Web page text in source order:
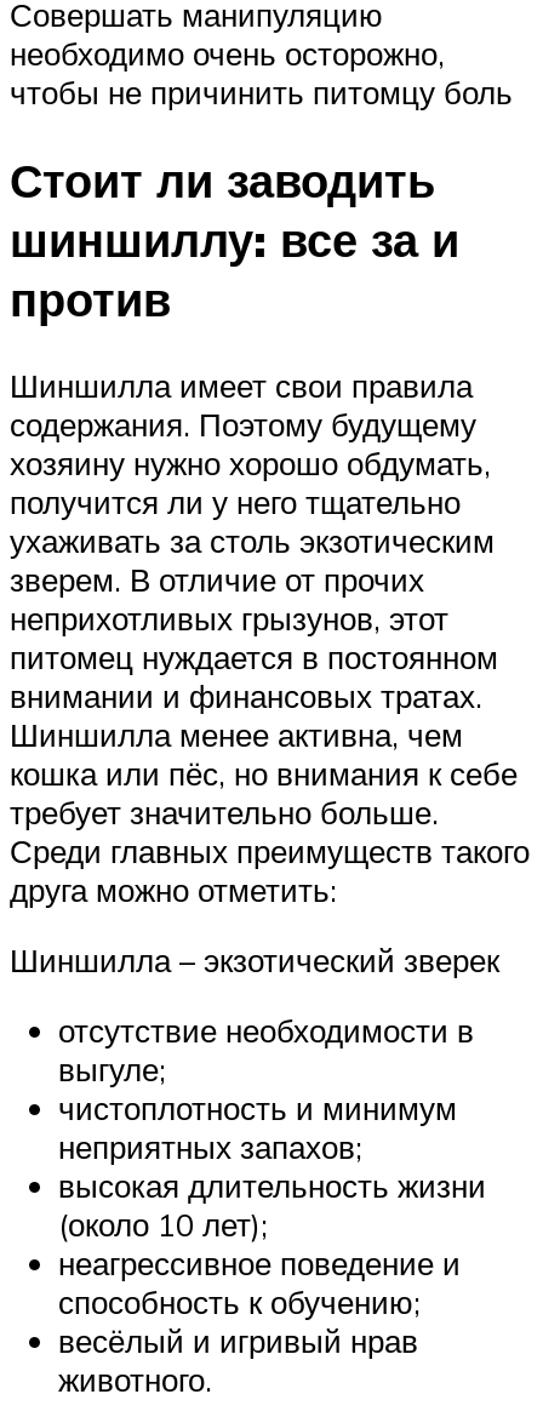
Совершать манипуляцию
необходимо очень осторожно,
чтобы не причинить питомцу боль
Стоит ли заводить
шиншиллу: все за и
против
Шиншилла имеет свои правила
содержания. Поэтому будущему
хозяину нужно хорошо обдумать,
получится ли у него тщательно
ухаживать за столь экзотическим
зверем. В отличие от прочих
неприхотливых грызунов, этот
питомец нуждается в постоянном
внимании и финансовых тратах.
Шиншилла менее активна, чем
кошка или пёс, но внимания к себе
требует значительно больше.
Среди главных преимуществ такого
друга можно отметить:
Шиншилла – экзотический зверек
отсутствие необходимости в
выгуле;
чистоплотность и минимум
неприятных запахов;
высокая длительность жизни
(около 10 лет);
неагрессивное поведение и
способность к обучению;
весёлый и игривый нрав
животного.